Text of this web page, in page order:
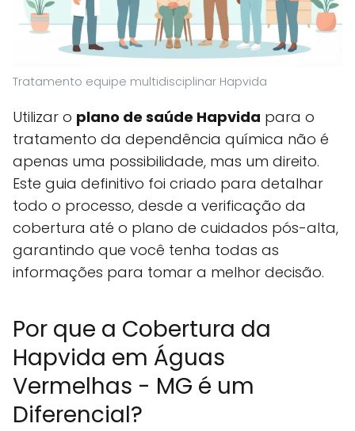
Tratamento equipe multidisciplinar Hapvida
Utilizar o plano de saúde Hapvida para o
tratamento da dependência química não é
apenas uma possibilidade, mas um direito.
Este guia definitivo foi criado para detalhar
todo o processo, desde a verificação da
cobertura até o plano de cuidados pós-alta,
garantindo que você tenha todas as
informações para tomar a melhor decisão.
Por que a Cobertura da
Hapvida em Águas
Vermelhas - MG é um
Diferencial?